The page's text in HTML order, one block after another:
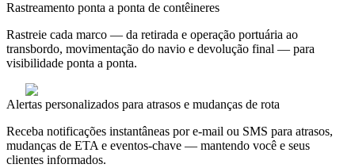
Rastreamento ponta a ponta de contêineres
Rastreie cada marco — da retirada e operação portuária ao
transbordo, movimentação do navio e devolução final — para
visibilidade ponta a ponta.
Alertas personalizados para atrasos e mudanças de rota
Receba notificações instantâneas por e-mail ou SMS para atrasos,
mudanças de ETA e eventos-chave — mantendo você e seus
clientes informados.